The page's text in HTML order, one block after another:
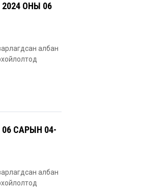
ОНЫ 06
албан
САРЫН 04-
албан